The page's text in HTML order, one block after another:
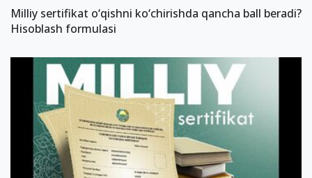
Milliy sertifikat o‘qishni ko‘chirishda qancha ball beradi?
Hisoblash formulasi